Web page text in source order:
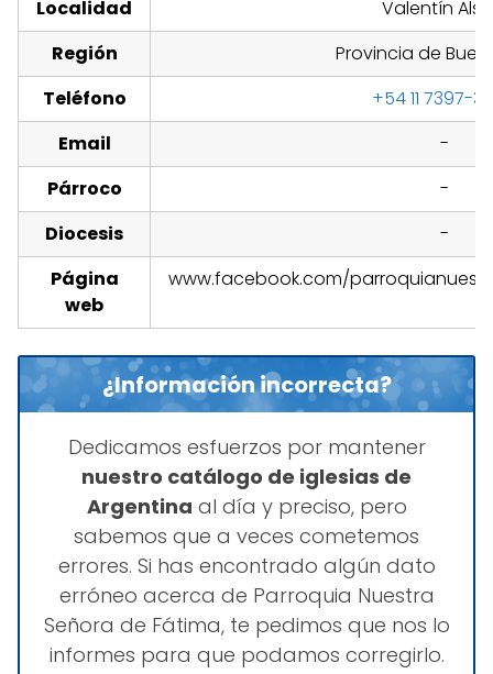
Localidad
Valentín
Región
Provincia de
Teléfono
+54 11 7397-
Email
-
Párroco
-
Diocesis
-
Página
web
www.facebook.com/
¿Información incorrecta?
Dedicamos esfuerzos por mantener
nuestro catálogo de iglesias de
Argentina al día y preciso, pero
sabemos que a veces cometemos
errores. Si has encontrado algún dato
erróneo acerca de Parroquia Nuestra
Señora de Fátima, te pedimos que nos lo
informes para que podamos corregirlo.